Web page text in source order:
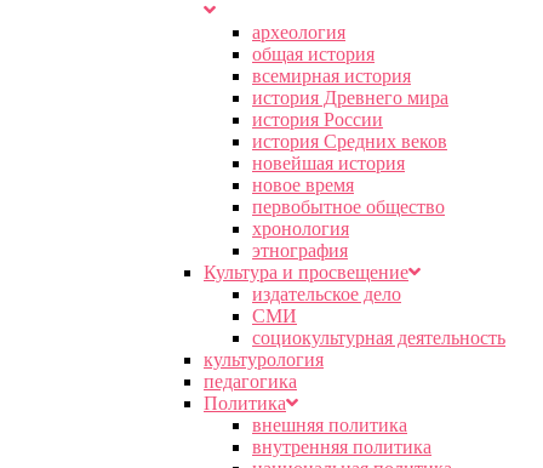
археология
общая история
всемирная история
история Древнего мира
история России
история Средних веков
новейшая история
новое время
первобытное общество
хронология
этнография
Культура и просвещение
издательское дело
СМИ
социокультурная деятельность
культурология
педагогика
Политика
внешняя политика
внутренняя политика